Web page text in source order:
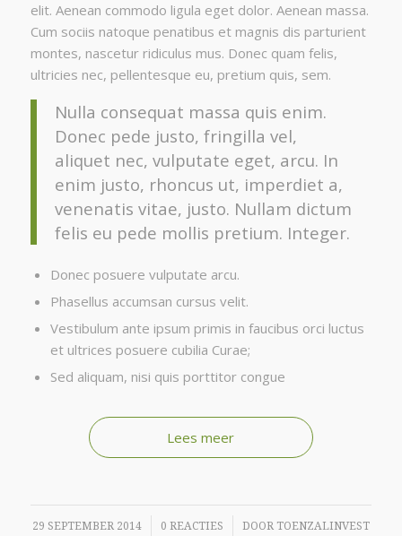
elit. Aenean commodo ligula eget dolor. Aenean massa.
Cum sociis natoque penatibus et magnis dis parturient
montes, nascetur ridiculus mus. Donec quam felis,
ultricies nec, pellentesque eu, pretium quis, sem.
Nulla consequat massa quis enim.
Donec pede justo, fringilla vel,
aliquet nec, vulputate eget, arcu. In
enim justo, rhoncus ut, imperdiet a,
venenatis vitae, justo. Nullam dictum
felis eu pede mollis pretium. Integer.
Donec posuere vulputate arcu.
Phasellus accumsan cursus velit.
Vestibulum ante ipsum primis in faucibus orci luctus
et ultrices posuere cubilia Curae;
Sed aliquam, nisi quis porttitor congue
Lees meer
29 SEPTEMBER 2014
/ 0 REACTIES
/ DOOR TOENZALINVEST